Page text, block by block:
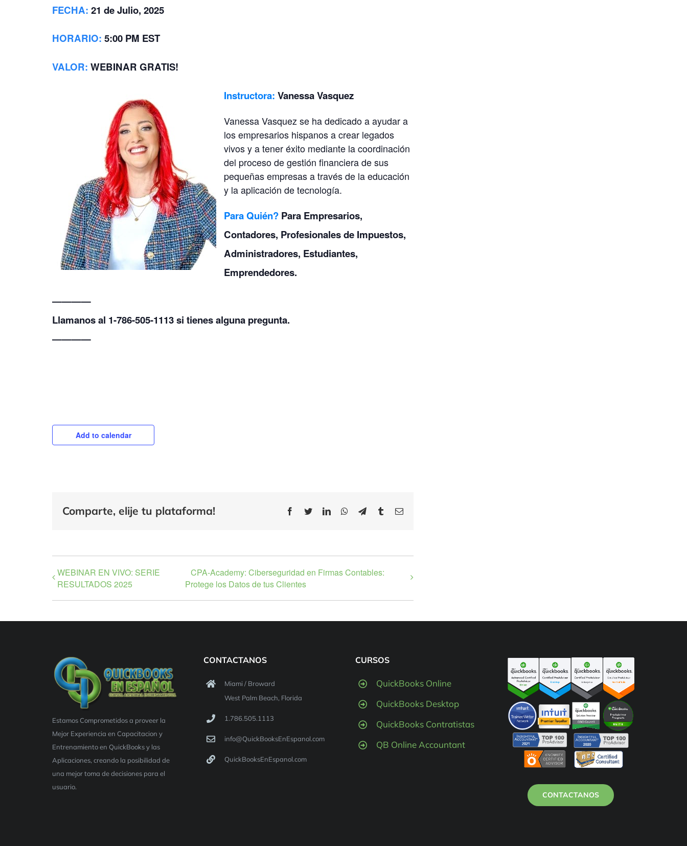
FECHA: 21 de Julio, 2025
HORARIO: 5:00 PM EST
VALOR: WEBINAR GRATIS!
Instructora: Vanessa Vasquez
Vanessa Vasquez se ha dedicado a ayudar a
los empresarios hispanos a crear legados
vivos y a tener éxito mediante la coordinación
del proceso de gestión financiera de sus
pequeñas empresas a través de la educación
y la aplicación de tecnología.
Para Quién? Para Empresarios,
Contadores, Profesionales de Impuestos,
Administradores, Estudiantes,
Emprendedores.
————
Llamanos al 1-786-505-1113 si tienes alguna pregunta.
————
Add to calendar
Comparte, elije tu plataforma! Facebook
TwitterLinkedInWhatsApp
TelegramTumblrEmail
WEBINAR EN VIVO: SERIE
RESULTADOS 2025
CPA-Academy: Ciberseguridad en Firmas Contables:
Protege los Datos de tus Clientes
Estamos Comprometidos a proveer la
Mejor Experiencia en Capacitacion y
Entrenamiento en QuickBooks y las
Aplicaciones, creando la posibilidad de
una mejor toma de decisiones para el
usuario.
CONTACTANOS
Miami / Broward
West Palm Beach, Florida
1.786.505.1113
info@QuickBooksEnEspanol.com
QuickBooksEnEspanol.com
CURSOS
QuickBooks Online
QuickBooks Desktop
QuickBooks Contratistas
QB Online Accountant
CONTACTANOS